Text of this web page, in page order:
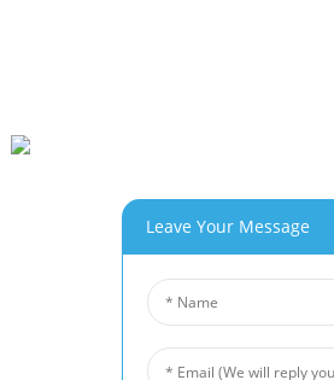
0086-(0)792-8322312Leave Your Message